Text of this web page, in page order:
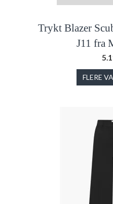
Trykt Blazer
J11 fra
FLERE